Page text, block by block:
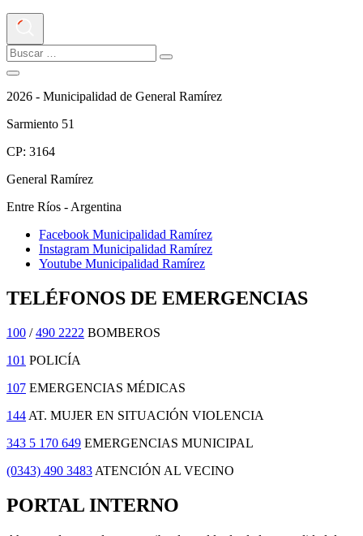
2026 - Municipalidad de General Ramírez
Sarmiento 51
CP: 3164
General Ramírez
Entre Ríos - Argentina
Facebook Municipalidad Ramírez
Instagram Municipalidad Ramírez
Youtube Municipalidad Ramírez
TELÉFONOS DE EMERGENCIAS
100 /490 2222 BOMBEROS
101 POLICÍA
107 EMERGENCIAS MÉDICAS
144 AT. MUJER EN SITUACIÓN VIOLENCIA
343 5 170 649 EMERGENCIAS MUNICIPAL
(0343) 490 3483 ATENCIÓN AL VECINO
PORTAL INTERNO